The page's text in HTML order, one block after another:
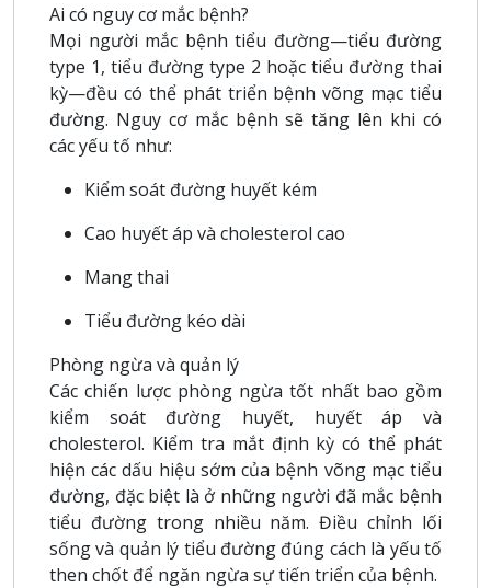
Ai có nguy cơ mắc bệnh?
Mọi người mắc bệnh tiểu đường—tiểu đường
type 1, tiểu đường type 2 hoặc tiểu đường thai
kỳ—đều có thể phát triển bệnh võng mạc tiểu
đường. Nguy cơ mắc bệnh sẽ tăng lên khi có
các yếu tố như:
Kiểm soát đường huyết kém
Cao huyết áp và cholesterol cao
Mang thai
Tiểu đường kéo dài
Phòng ngừa và quản lý
Các chiến lược phòng ngừa tốt nhất bao gồm
kiểm soát đường huyết, huyết áp và
cholesterol. Kiểm tra mắt định kỳ có thể phát
hiện các dấu hiệu sớm của bệnh võng mạc tiểu
đường, đặc biệt là ở những người đã mắc bệnh
tiểu đường trong nhiều năm. Điều chỉnh lối
sống và quản lý tiểu đường đúng cách là yếu tố
then chốt để ngăn ngừa sự tiến triển của bệnh.